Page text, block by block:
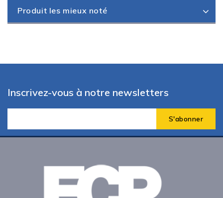
Produit les mieux noté
Inscrivez-vous à notre newsletters